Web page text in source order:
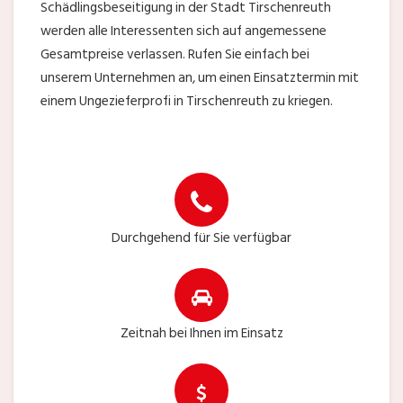
Schädlingsbeseitigung in der Stadt Tirschenreuth
werden alle Interessenten sich auf angemessene
Gesamtpreise verlassen. Rufen Sie einfach bei
unserem Unternehmen an, um einen Einsatztermin mit
einem Ungezieferprofi in Tirschenreuth zu kriegen.
Durchgehend für Sie verfügbar
Zeitnah bei Ihnen im Einsatz